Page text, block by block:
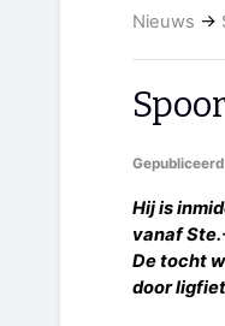
Nieuws →
Hij is
vanaf
De tocht
door